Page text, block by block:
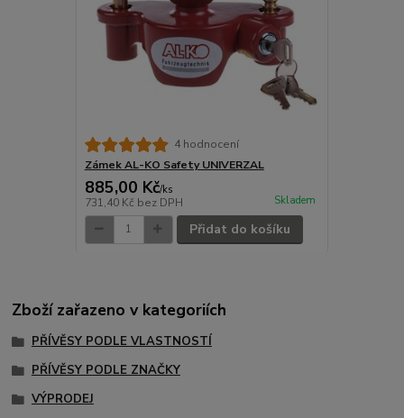
4 hodnocení
Zámek AL-KO Safety UNIVERZAL
885,00 Kč/ks
731,40 Kč bez DPH Skladem
Přidat do košíku
Zboží zařazeno v kategoriích
PŘÍVĚSY PODLE VLASTNOSTÍ
PŘÍVĚSY PODLE ZNAČKY
VÝPRODEJ